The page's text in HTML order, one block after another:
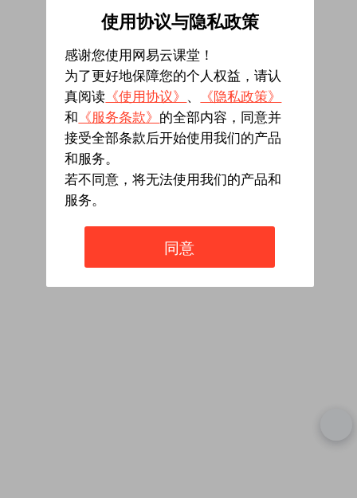
暂无相关课程
使用协议与隐私政策
感谢您使用网易云课堂！
为了更好地保障您的个人权益，请认
真阅读 《使用协议》 、
《隐私政策》
和 《服务条款》 的全部内容，同意并
接受全部条款后开始使用我们的产品
和服务。
若不同意，将无法使用我们的产品和
服务。
同意